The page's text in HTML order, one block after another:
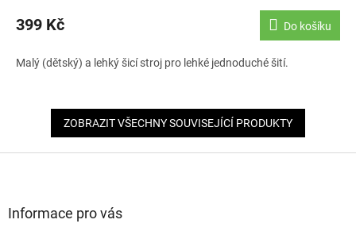
399 Kč Do košíku
Malý (dětský) a lehký šicí stroj pro lehké jednoduché šití.
ZOBRAZIT VŠECHNY SOUVISEJÍCÍ PRODUKTY
Informace pro vás